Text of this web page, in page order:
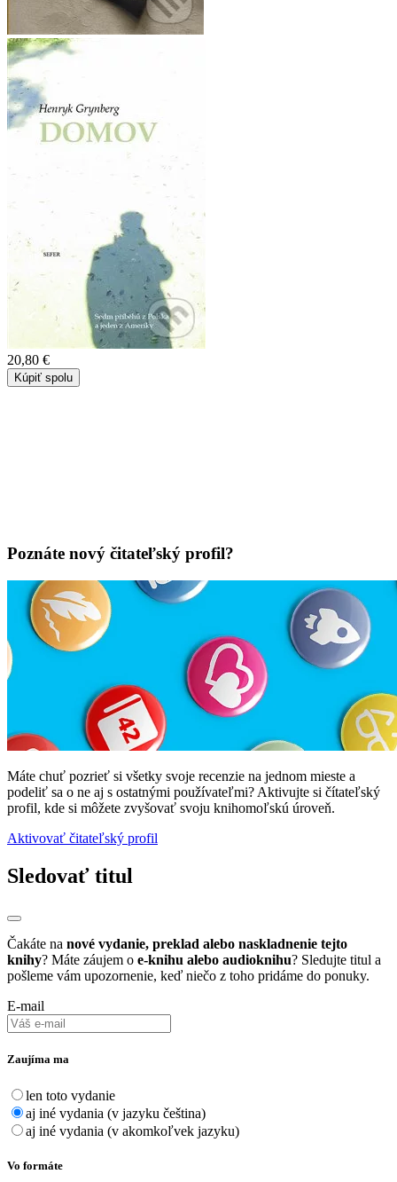
20,80 €
Kúpiť spolu
Poznáte nový čitateľský profil?
Máte chuť pozrieť si všetky svoje recenzie na jednom mieste a
podeliť sa o ne aj s ostatnými používateľmi? Aktivujte si čítateľský
profil, kde si môžete zvyšovať svoju knihomoľskú úroveň.
Aktivovať čitateľský profil
Sledovať titul
Čakáte na nové vydanie, preklad alebo naskladnenie tejto
knihy? Máte záujem o e-knihu alebo audioknihu? Sledujte titul a
pošleme vám upozornenie, keď niečo z toho pridáme do ponuky.
E-mail
Zaujíma ma
len toto vydanie
aj iné vydania (v jazyku čeština)
aj iné vydania (v akomkoľvek jazyku)
Vo formáte